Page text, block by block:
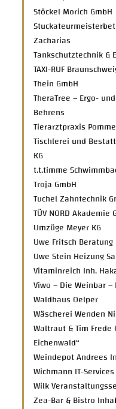
Stöckel Morich GmbH
Zacharias
Tankschutztechnik &
TAXI-RUF
Thein GmbH
TheraTree – Ergo-
Behrens
Tierarztpraxis
Tischlerei und
KG
t.t.timme
Troja GmbH
Tuchel Zahntechnik
TÜV NORD Akademie
Umzüge Meyer KG
Uwe Fritsch
Uwe Stein Heizung
Vitaminreich Inh.
Viwo – Die Weinbar
Waldhaus Oelper
Wäscherei Wenden
Waltraut & Tim Frede
Eichenwald“
Weindepot Andrees
Wichmann IT-
Zea-Bar & Bistro